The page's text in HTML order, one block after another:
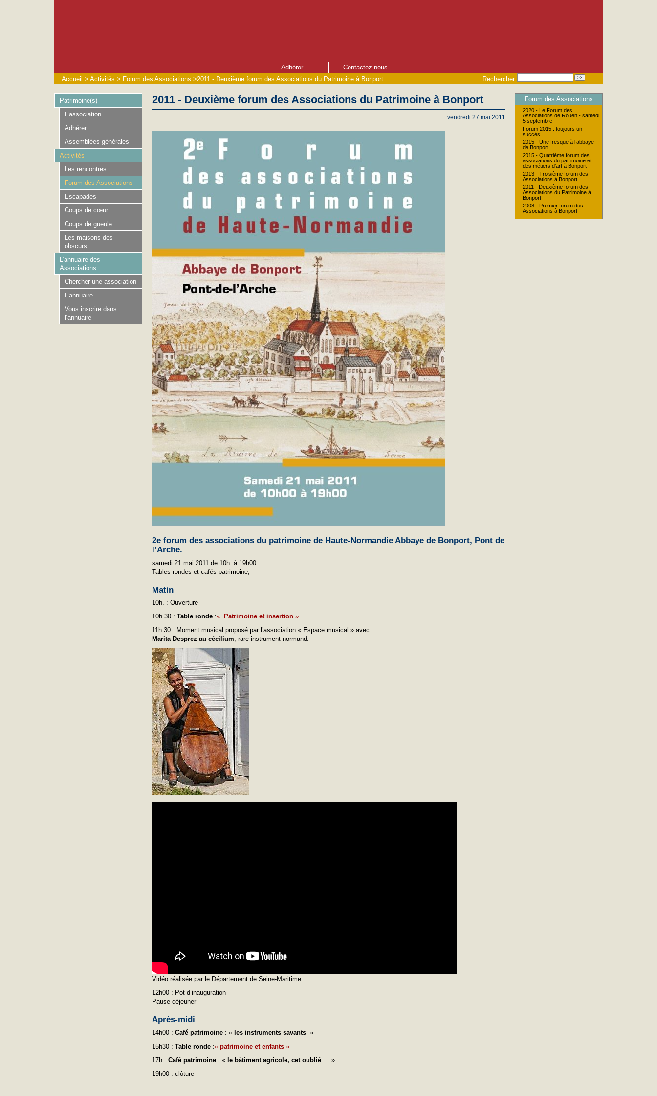
Adhérer
Contactez-nous
Rechercher
Accueil > Activités > Forum des Associations >2011 - Deuxième forum des Associations du Patrimoine à Bonport
2011 - Deuxième forum des Associations du Patrimoine à Bonport
vendredi 27 mai 2011
2e forum des associations du patrimoine de Haute-Normandie Abbaye de Bonport, Pont de
l’Arche.
samedi 21 mai 2011 de 10h. à 19h00.
Tables rondes et cafés patrimoine,
Matin
10h. : Ouverture
10h.30 : Table ronde :« Patrimoine et insertion »
11h.30 : Moment musical proposé par l’association « Espace musical » avec
Marita Desprez au cécilium, rare instrument normand.
Vidéo réalisée par le Département de Seine-Maritime
12h00 : Pot d’inauguration
Pause déjeuner
Après-midi
14h00 : Café patrimoine : « les instruments savants »
15h30 : Table ronde :« patrimoine et enfants »
17h : Café patrimoine : « le bâtiment agricole, cet oublié …. »
19h00 : clôture
Patrimoine(s)
L’association
Adhérer
Assemblées générales
Activités
Les rencontres
Forum des Associations
Escapades
Coups de cœur
Coups de gueule
Les maisons des
obscurs
L’annuaire des
Associations
Chercher une association
L’annuaire
Vous inscrire dans
l’annuaire
Forum des Associations
2020 - Le Forum des
Associations de Rouen - samedi
5 septembre
Forum 2015 : toujours un
succès
2015 - Une fresque à l’abbaye
de Bonport
2015 - Quatrième forum des
associations du patrimoine et
des métiers d’art à Bonport
2013 - Troisième forum des
Associations à Bonport
2011 - Deuxième forum des
Associations du Patrimoine à
Bonport
2008 - Premier forum des
Associations à Bonport